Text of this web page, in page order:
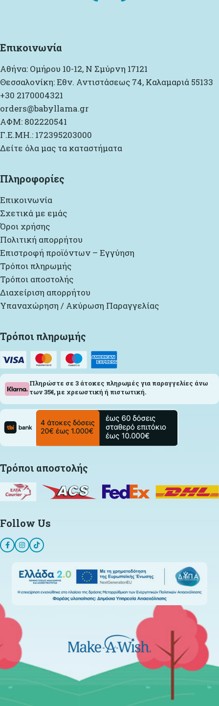
Επικοινωνία
Αθήνα: Ομήρου 10-12, Ν Σμύρνη 17121
Θεσσαλονίκη: Εθν. Αντιστάσεως 74, Καλαμαριά 55133
+30 2170004321
orders@babyllama.gr
ΑΦΜ: 802220541
Γ.Ε.ΜΗ.: 172395203000
Δείτε όλα μας τα καταστήματα
Πληροφορίες
Επικοινωνία
Σχετικά με εμάς
Όροι χρήσης
Πολιτική απορρήτου
Επιστροφή προϊόντων – Εγγύηση
Τρόποι πληρωμής
Τρόποι αποστολής
Διαχείριση απορρήτου
Υπαναχώρηση / Ακύρωση Παραγγελίας
Τρόποι πληρωμής
Πληρώστε σε 3 άτοκες πληρωμές για παραγγελίες άνω
των 35€, με χρεωστική ή πιστωτική.
Τρόποι αποστολής
Follow Us